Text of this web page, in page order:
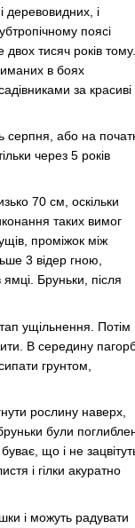
деревовидних, і
поясі
тисяч років тому.
в боях
за красиві
серпня, або на
через 5 років
70 см, оскільки
таких вимог
проміжок між
3 відер гною,
Бруньки, після
ущільнення. Потім
В середину
грунтом,
рослину наверх,
були
що і не
і гілки акуратно
і можуть радувати